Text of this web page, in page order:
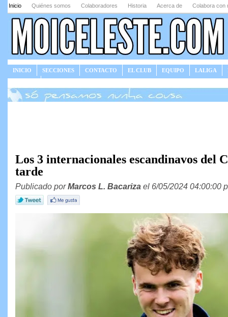
Inicio Quiénes somos Colaboradores Historia Acerca de Colabora con
INICIO SECCIONES CONTACTO EL CLUB EQUIPO LALIGA
Los 3 internacionales escandinavos del
tarde
Publicado porMarcos L. Bacariza el 6/05/2024 04:00:00